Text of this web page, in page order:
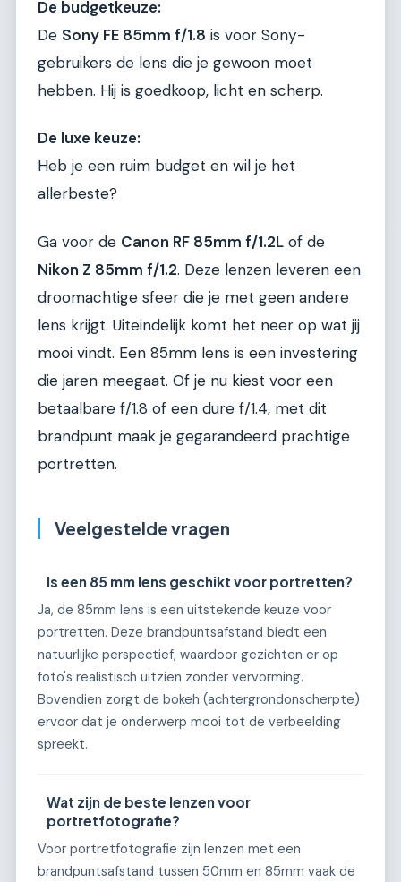
De budgetkeuze:
De Sony FE 85mm f/1.8 is voor Sony-
gebruikers de lens die je gewoon moet
hebben. Hij is goedkoop, licht en scherp.
De luxe keuze:
Heb je een ruim budget en wil je het
allerbeste?
Ga voor de Canon RF 85mm f/1.2L of de
Nikon Z 85mm f/1.2. Deze lenzen leveren een
droomachtige sfeer die je met geen andere
lens krijgt. Uiteindelijk komt het neer op wat jij
mooi vindt. Een 85mm lens is een investering
die jaren meegaat. Of je nu kiest voor een
betaalbare f/1.8 of een dure f/1.4, met dit
brandpunt maak je gegarandeerd prachtige
portretten.
Veelgestelde vragen
Is een 85 mm lens geschikt voor portretten?
Ja, de 85mm lens is een uitstekende keuze voor
portretten. Deze brandpuntsafstand biedt een
natuurlijke perspectief, waardoor gezichten er op
foto's realistisch uitzien zonder vervorming.
Bovendien zorgt de bokeh (achtergrondonscherpte)
ervoor dat je onderwerp mooi tot de verbeelding
spreekt.
Wat zijn de beste lenzen voor
portretfotografie?
Voor portretfotografie zijn lenzen met een
brandpuntsafstand tussen 50mm en 85mm vaak de